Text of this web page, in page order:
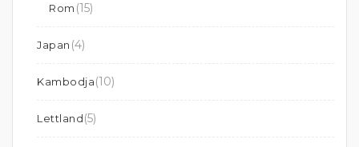
Rom (15)
Japan (4)
Kambodja(10)
Lettland(5)